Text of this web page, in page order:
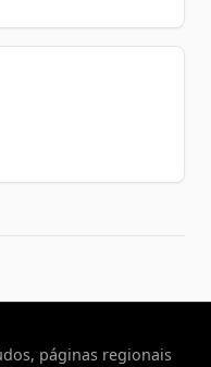
páginas regionais